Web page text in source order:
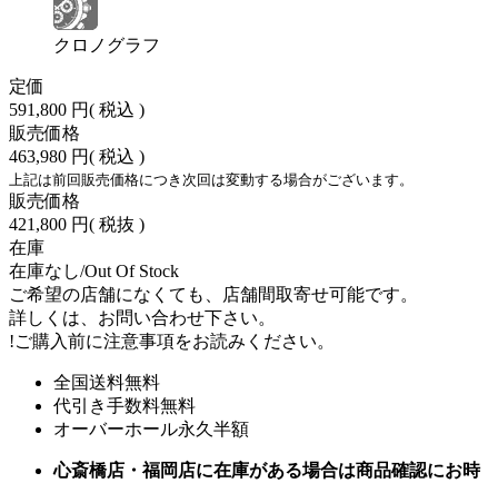
クロノグラフ
定価
591,800 円( 税込 )
販売価格
463,980 円( 税込 )
上記は前回販売価格につき次回は変動する場合がございます。
販売価格
421,800 円( 税抜 )
在庫
在庫なし/Out Of Stock
ご希望の店舗になくても、店舗間取寄せ可能です。
詳しくは、お問い合わせ下さい。
!ご購入前に注意事項をお読みください。
全国送料無料
代引き手数料無料
オーバーホール永久半額
心斎橋店・福岡店に在庫がある場合は商品確認にお時